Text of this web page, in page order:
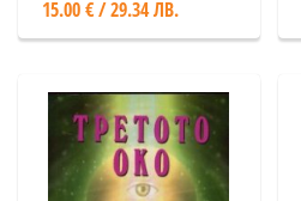
15.00 € / 29.34 ЛВ.